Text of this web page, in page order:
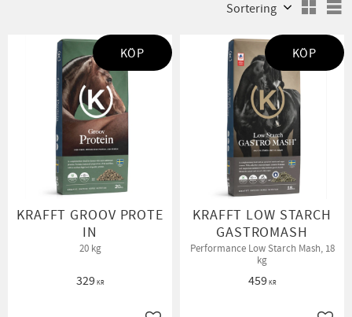
KRAFFT GROOV PROTE
IN
20 kg
329KR
KÖP
KRAFFT LOW STARCH
GASTROMASH
Performance Low Starch Mash, 18
kg
459KR
KÖP